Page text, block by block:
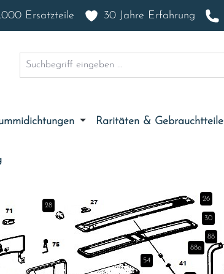
Ersatzteile 30 Jahre Erfahrung
Raritäten & Gebrauchtteile
28
88
88a
54
30
26